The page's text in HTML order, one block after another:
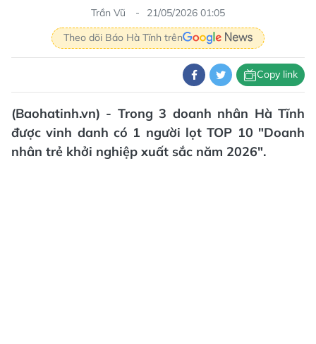
Trần Vũ
21/05/2026 01:05
Theo dõi Báo Hà Tĩnh trên
Copy link
(Baohatinh.vn) - Trong 3 doanh nhân Hà Tĩnh
được vinh danh có 1 người lọt TOP 10 "Doanh
nhân trẻ khởi nghiệp xuất sắc năm 2026".